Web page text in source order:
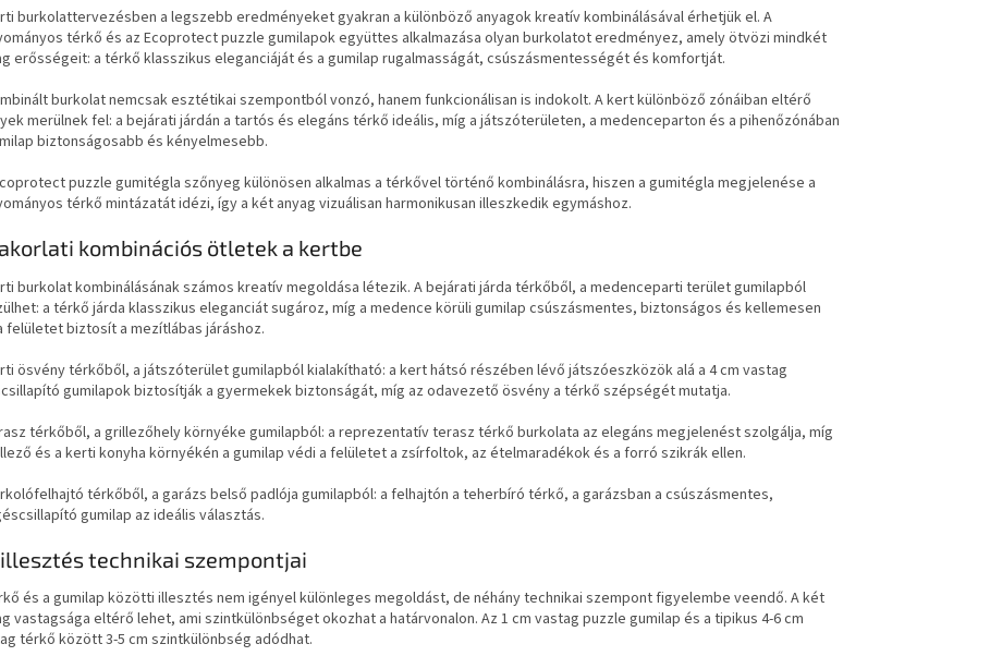
burkolattervezésben a legszebb eredményeket gyakran a különböző anyagok kreatív kombinálásával érhetjük el. A
térkő és az Ecoprotect puzzle gumilapok együttes alkalmazása olyan burkolatot eredményez, amely ötvözi mindkét
erősségeit: a térkő klasszikus eleganciáját és a gumilap rugalmasságát, csúszásmentességét és komfortját.
burkolat nemcsak esztétikai szempontból vonzó, hanem funkcionálisan is indokolt. A kert különböző zónáiban eltérő
merülnek fel: a bejárati járdán a tartós és elegáns térkő ideális, míg a játszóterületen, a medenceparton és a pihenőzónában
biztonságosabb és kényelmesebb.
puzzle gumitégla szőnyeg különösen alkalmas a térkővel történő kombinálásra, hiszen a gumitégla megjelenése a
térkő mintázatát idézi, így a két anyag vizuálisan harmonikusan illeszkedik egymáshoz.
kombinációs ötletek a kertbe
burkolat kombinálásának számos kreatív megoldása létezik. A bejárati járda térkőből, a medenceparti terület gumilapból
a térkő járda klasszikus eleganciát sugároz, míg a medence körüli gumilap csúszásmentes, biztonságos és kellemesen
felületet biztosít a mezítlábas járáshoz.
ösvény térkőből, a játszóterület gumilapból kialakítható: a kert hátsó részében lévő játszóeszközök alá a 4 cm vastag
gumilapok biztosítják a gyermekek biztonságát, míg az odavezető ösvény a térkő szépségét mutatja.
térkőből, a grillezőhely környéke gumilapból: a reprezentatív terasz térkő burkolata az elegáns megjelenést szolgálja, míg
és a kerti konyha környékén a gumilap védi a felületet a zsírfoltok, az ételmaradékok és a forró szikrák ellen.
térkőből, a garázs belső padlója gumilapból: a felhajtón a teherbíró térkő, a garázsban a csúszásmentes,
gumilap az ideális választás.
technikai szempontjai
és a gumilap közötti illesztés nem igényel különleges megoldást, de néhány technikai szempont figyelembe veendő. A két
vastagsága eltérő lehet, ami szintkülönbséget okozhat a határvonalon. Az 1 cm vastag puzzle gumilap és a tipikus 4-6 cm
térkő között 3-5 cm szintkülönbség adódhat.